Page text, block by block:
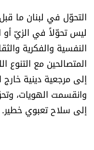
التحوّل في لبنان ما
ليس تحوّلاً في الزيّ
النفسية والفكرية
المتصالحين مع التنوع
إلى مرجعية دينية خارج
وانقسمت الهويات،
إلى سلاح تعبوي خطير.